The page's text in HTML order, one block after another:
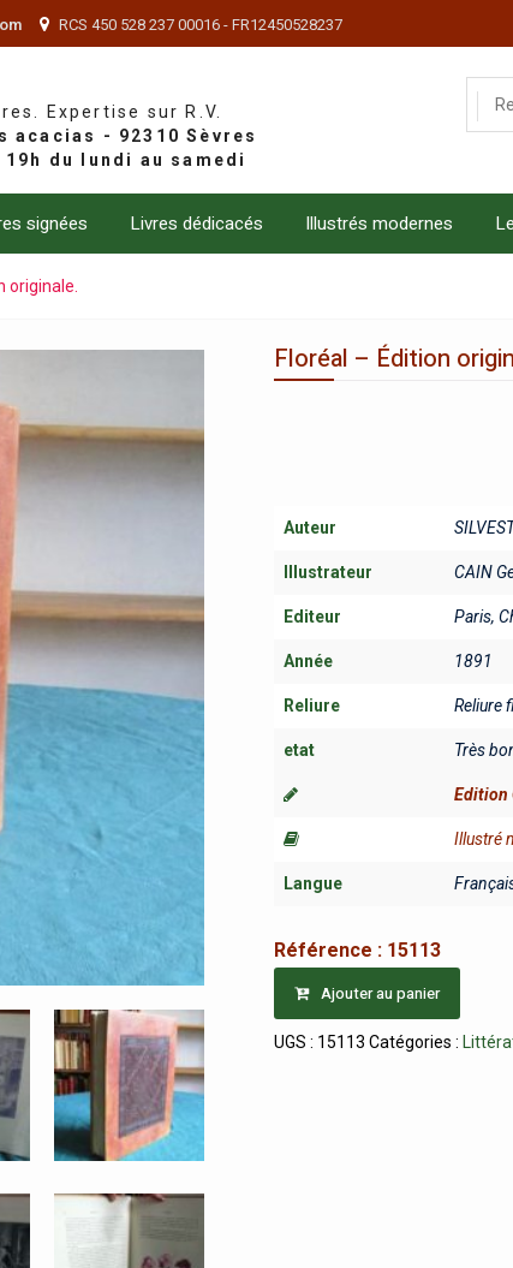
RCS 450 528 237 00016 - FR12450528237
Expertise sur R.V.
signées Livres dédicacés Illustrés modernes
originale.
Floréal – Édition
Auteur
Illustrateur CAIN
Editeur Paris,
Année 1891
Reliure Reliure
etat Très
Edition
Illustré
Langue
Référence : 15113
Ajouter au panier
UGS : 15113 Catégories :